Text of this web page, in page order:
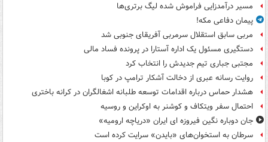
مسیر درآمدزایی فراموش شده لیگ برتری‌ها
پیمان دفاعی مکه!
مربی سابق استقلال سرمربی آفریقای جنوبی شد
دستگیری مسئول یک اداره آستارا در پرونده فساد مالی
مجتبی جباری تیم جدیدش را انتخاب کرد
روایت رسانه عبری از دخالت آشکار ترامپ در کوبا
هشدار حماس درباره اقدامات توسعه طلبانه اشغالگران در کرانه باختری
احتمال سفر ویتکاف و کوشنر به اوکراین و روسیه
جان دوباره نگین فیروزه ای ایران «دریاچه ارومیه»
سرطان به استخوان‌های «بایدن» سرایت کرده است